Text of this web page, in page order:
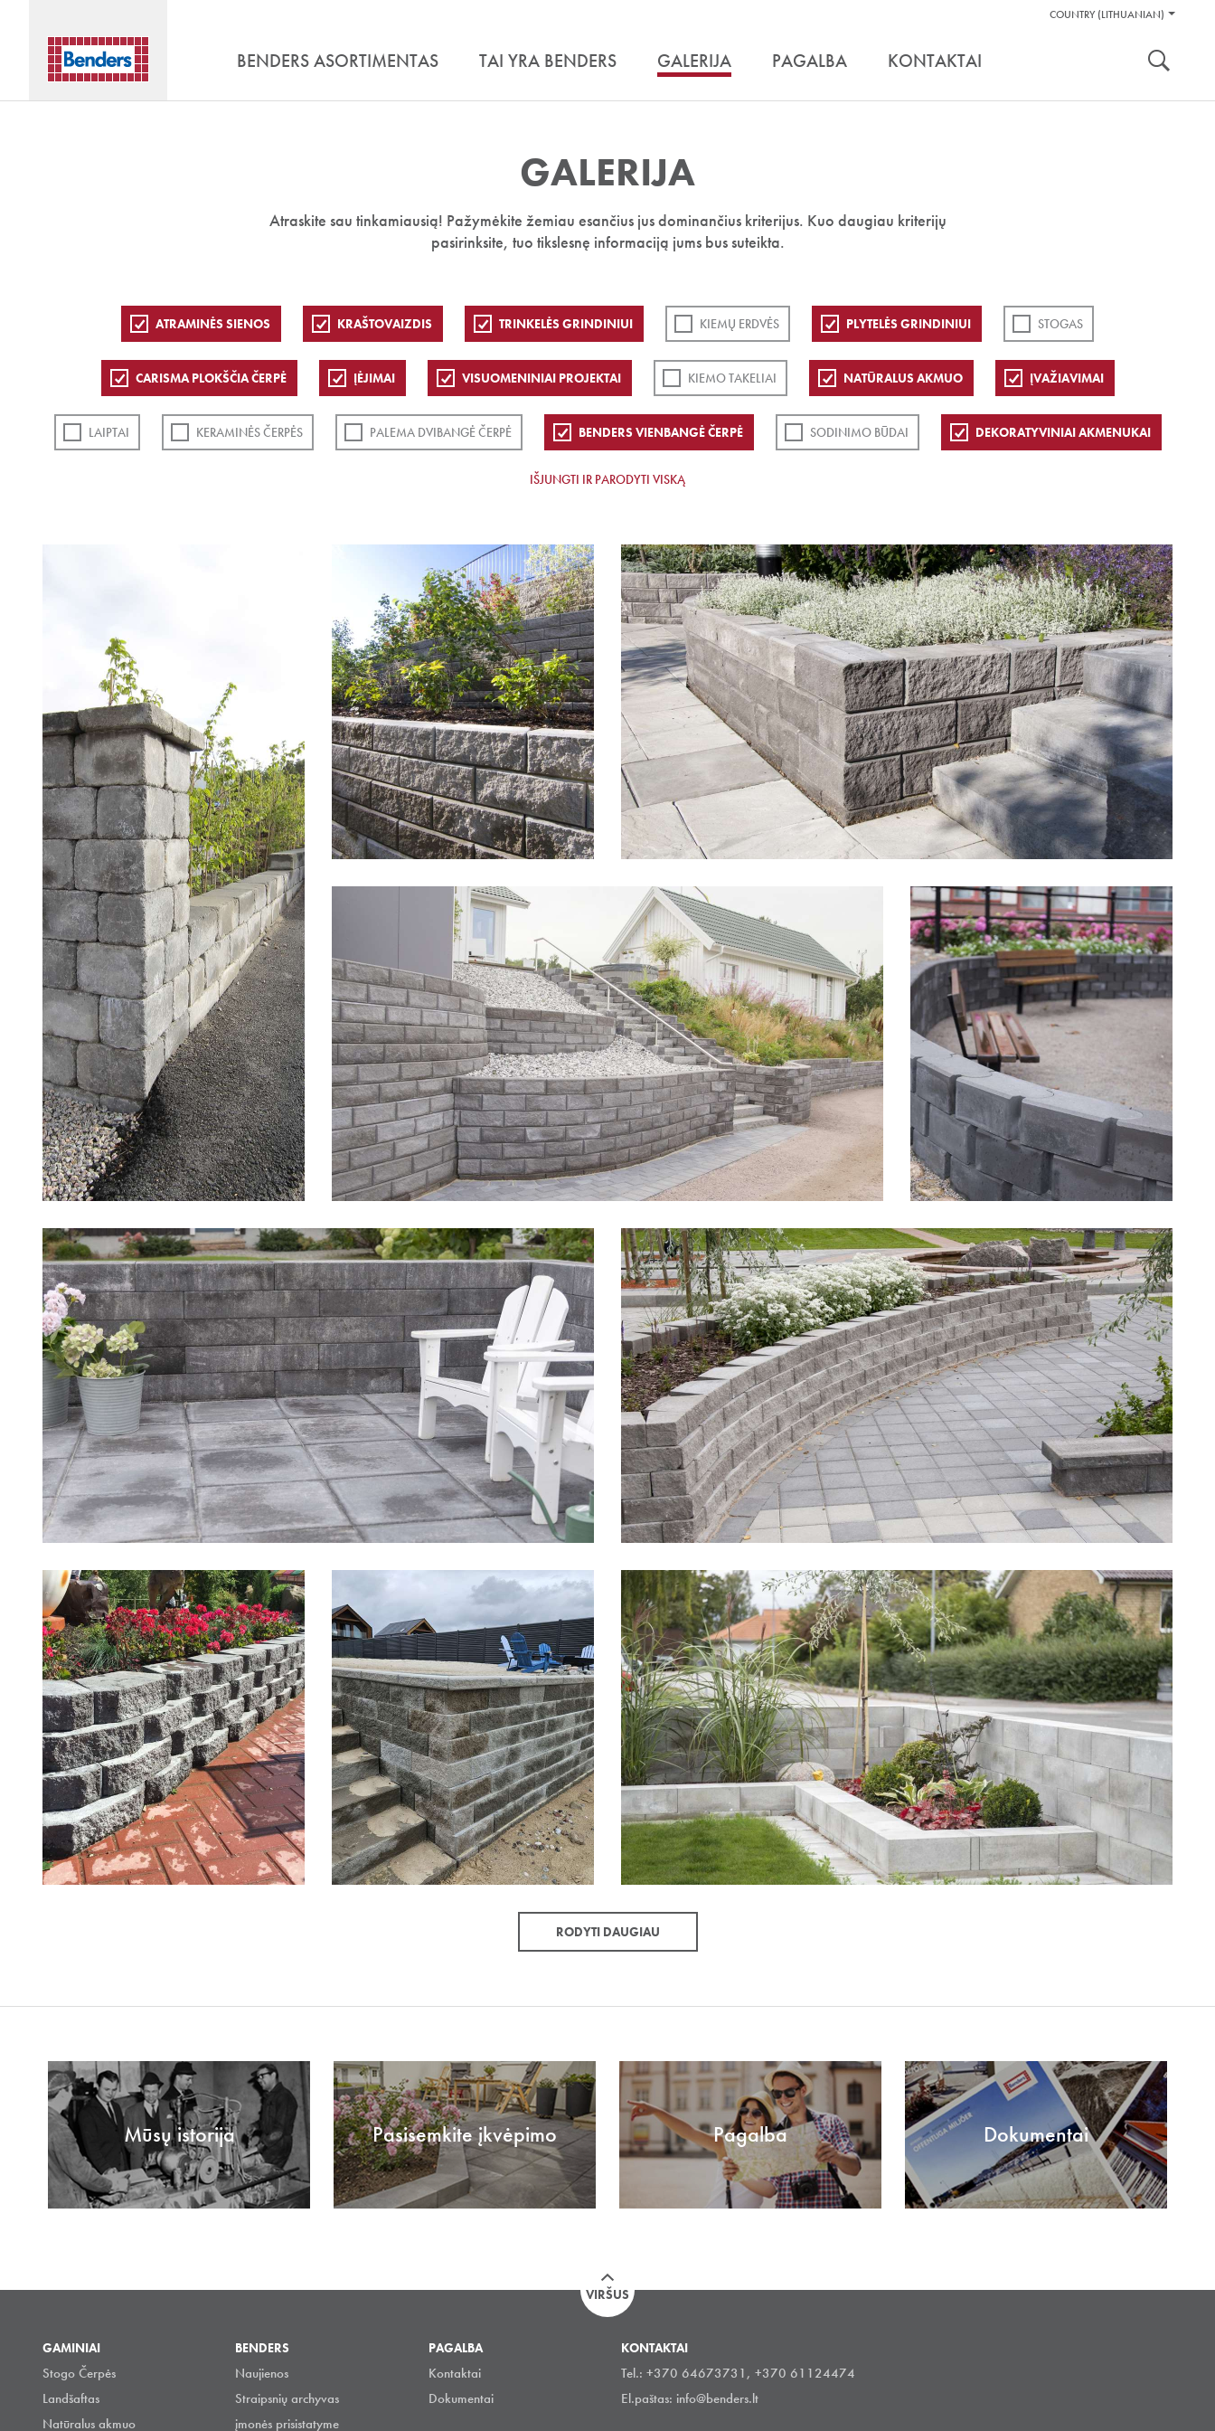
Pagalbos
COUNTRY (LITHUANIAN)
BENDERS ASORTIMENTAS TAI YRA BENDERS GALERIJA PAGALBA KONTAKTAI
GALERIJA
Atraskite sau tinkamiausią! Pažymėkite žemiau esančius jus dominančius kriterijus. Kuo daugiau kriterijų
pasirinksite, tuo tikslesnę informaciją jums bus suteikta.
ATRAMINĖS SIENOS KRAŠTOVAIZDIS TRINKELĖS GRINDINIUI KIEMŲ ERDVĖS PLYTELĖS GRINDINIUI STOGAS
CARISMA PLOKŠČIA ČERPĖ ĮĖJIMAI VISUOMENINIAI PROJEKTAI KIEMO TAKELIAI NATŪRALUS AKMUO ĮVAŽIAVIMAI
LAIPTAI KERAMINĖS ČERPĖS PALEMA DVIBANGĖ ČERPĖ BENDERS VIENBANGĖ ČERPĖ SODINIMO BŪDAI DEKORATYVINIAI AKMENUKAI
IŠJUNGTI IR PARODYTI VISKĄ
RODYTI DAUGIAU
Mūsų istorija Pasisemkite įkvėpimo Pagalba Dokumentai
VIRŠUS
GAMINIAI
Stogo Čerpės
Landšaftas
Natūralus akmuo
BENDERS
Naujienos
Straipsnių archyvas
įmonės prisistatyme
PAGALBA
Kontaktai
Dokumentai
KONTAKTAI
Tel.: +370 64673731, +370 61124474
El.paštas: info@benders.lt